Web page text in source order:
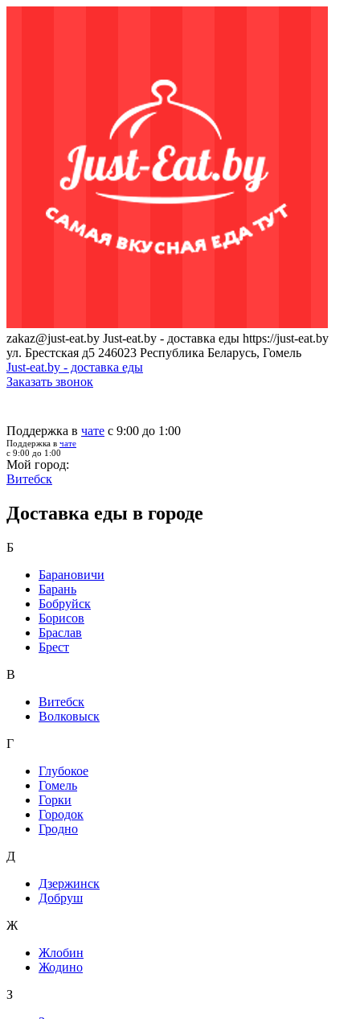
zakaz@just-eat.by Just-eat.by - доставка еды https://just-eat.by
ул. Брестская д5 246023 Республика Беларусь, Гомель
Just-eat.by - доставка еды
Заказать звонок
Поддержка в чате с 9:00 до 1:00
Поддержка в чате
с 9:00 до 1:00
Мой город:
Витебск
Доставка еды в городе
Б
Барановичи
Барань
Бобруйск
Борисов
Браслав
Брест
В
Витебск
Волковыск
Г
Глубокое
Гомель
Горки
Городок
Гродно
Д
Дзержинск
Добруш
Ж
Жлобин
Жодино
З